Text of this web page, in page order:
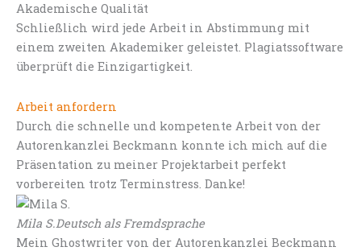
Akademische Qualität
Schließlich wird jede Arbeit in Abstimmung mit
einem zweiten Akademiker geleistet. Plagiatssoftware
überprüft die Einzigartigkeit.
Arbeit anfordern
Durch die schnelle und kompetente Arbeit von der
Autorenkanzlei Beckmann konnte ich mich auf die
Präsentation zu meiner Projektarbeit perfekt
vorbereiten trotz Terminstress. Danke!
Mila S.Deutsch als Fremdsprache
Mein Ghostwriter von der Autorenkanzlei Beckmann